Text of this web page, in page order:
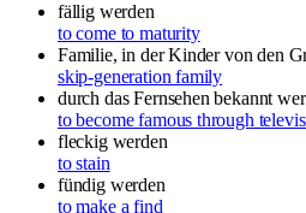
fällig werden
to come to maturity
Familie, in der Kinder von den
skip-generation family
durch das Fernsehen bekannt
to become famous through
fleckig werden
to stain
fündig werden
to make a find